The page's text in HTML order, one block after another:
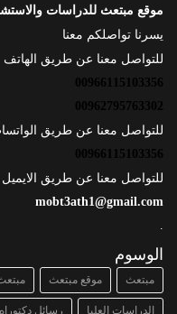
موقع مبتعث للدراسات
يسرنا تواصلكم معنا
للتواصل معنا عن طريق الهاتف
00966115103356
00962795763302
للتواصل معنا عن طريق
00966115103356
للتواصل معنا عن طريق الايميل
mobt3ath1@gmail.com
الوسوم
مبتعث موقع مبتعث
الدراسات العليا رسائل دكتوراه